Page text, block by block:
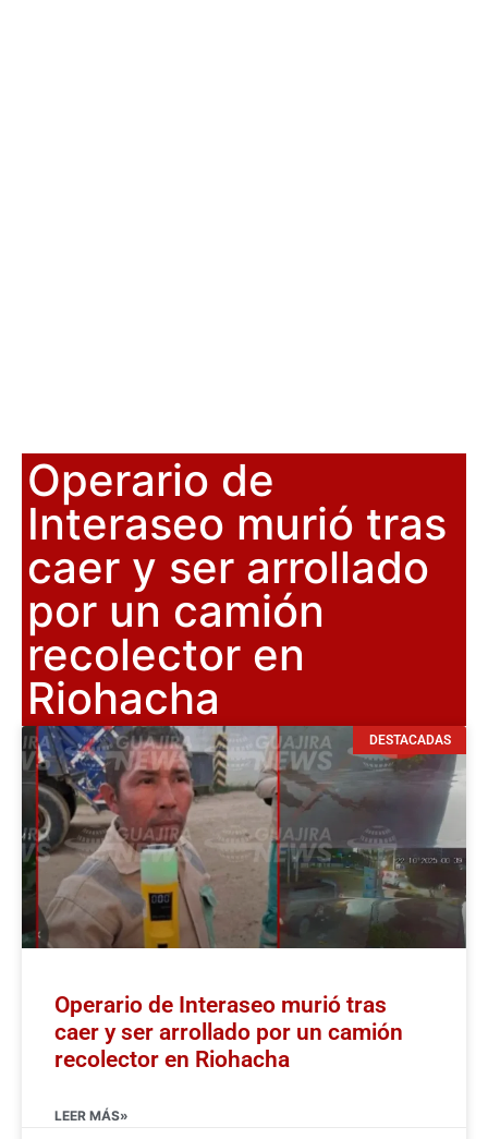
Operario de
Interaseo murió tras
caer y ser arrollado
por un camión
recolector en
Riohacha
DESTACADAS
Operario de Interaseo murió tras
caer y ser arrollado por un camión
recolector en Riohacha
LEER MÁS»